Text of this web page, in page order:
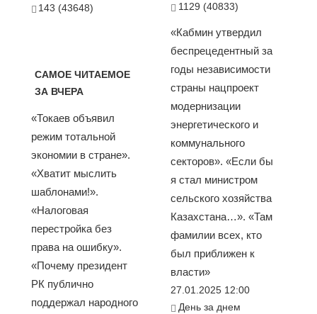
143 (43648)
САМОЕ ЧИТАЕМОЕ
ЗА ВЧЕРА
«Токаев объявил
режим тотальной
экономии в стране».
«Хватит мыслить
шаблонами!».
«Налоговая
перестройка без
права на ошибку».
«Почему президент
РК публично
поддержал народного
1129 (40833)
«Кабмин утвердил
беспрецедентный за
годы независимости
страны нацпроект
модернизации
энергетического и
коммунального
секторов». «Если бы
я стал министром
сельского хозяйства
Казахстана…». «Там
фамилии всех, кто
был приближен к
власти»
27.01.2025 12:00
День за днем